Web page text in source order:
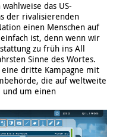
das US-
der rivalisierenden
einen Menschen auf
ist, denn wenn wir
zu früh ins All
Sinne des Wortes.
dritte Kampagne mit
die auf weltweite
und um einen